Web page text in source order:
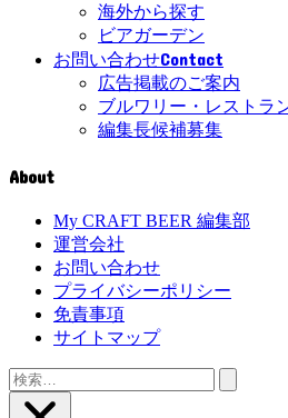
海外から探す
ビアガーデン
お問い合わせContact
広告掲載のご案内
ブルワリー・レストラ
編集長候補募集
About
My CRAFT BEER 編集部
運営会社
お問い合わせ
プライバシーポリシー
免責事項
サイトマップ
検
索: